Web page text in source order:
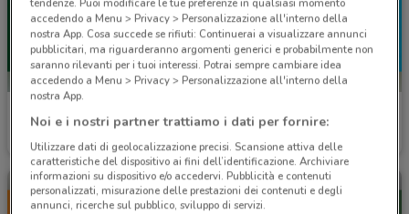
Brico ok
Scade il 31/12 4 km
Brico ok
Scade il 31/12
tendenze. Puoi modificare le tue preferenze in qualsiasi momento
accedendo a Menu > Privacy > Personalizzazione all'interno della
nostra App. Cosa succede se rifiuti: Continuerai a visualizzare annunci
pubblicitari, ma riguarderanno argomenti generici e probabilmente non
saranno rilevanti per i tuoi interessi. Potrai sempre cambiare idea
accedendo a Menu > Privacy > Personalizzazione all'interno della
nostra App.
Noi e i nostri partner trattiamo i dati per fornire:
Utilizzare dati di geolocalizzazione precisi. Scansione attiva delle
caratteristiche del dispositivo ai fini dell’identificazione. Archiviare
informazioni su dispositivo e/o accedervi. Pubblicità e contenuti
personalizzati, misurazione delle prestazioni dei contenuti e degli
annunci, ricerche sul pubblico, sviluppo di servizi.